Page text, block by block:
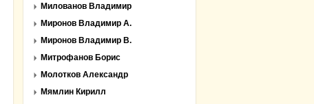
Милованов Владимир
Миронов Владимир А.
Миронов Владимир В.
Митрофанов Борис
Молотков Александр
Мямлин Кирилл